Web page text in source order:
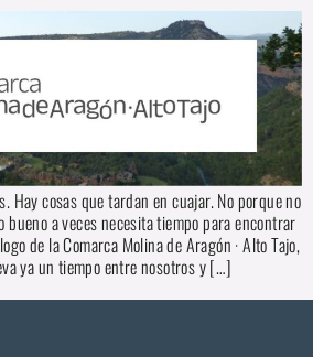
Hay cosas que tardan en cuajar. No porque no
bueno a veces necesita tiempo para encontrar
de la Comarca Molina de Aragón · Alto Tajo,
ya un tiempo entre nosotros y […]